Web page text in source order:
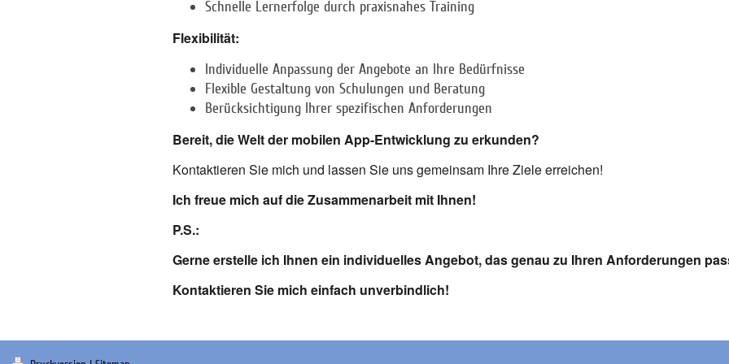
Schnelle Lernerfolge durch praxisnahes Training
Flexibilität:
Individuelle Anpassung der Angebote an Ihre Bedürfnisse
Flexible Gestaltung von Schulungen und Beratung
Berücksichtigung Ihrer spezifischen Anforderungen
Bereit, die Welt der mobilen App-Entwicklung zu erkunden?
Kontaktieren Sie mich und lassen Sie uns gemeinsam Ihre Ziele erreichen!
Ich freue mich auf die Zusammenarbeit mit Ihnen!
P.S.:
Gerne erstelle ich Ihnen ein individuelles Angebot, das genau zu Ihren Anforderungen
Kontaktieren Sie mich einfach unverbindlich!